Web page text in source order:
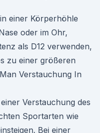
einer Körperhöhle
oder im Ohr,
als D12 verwenden,
zu einer größeren
Verstauchung In
Verstauchung des
Sportarten wie
Bei einer